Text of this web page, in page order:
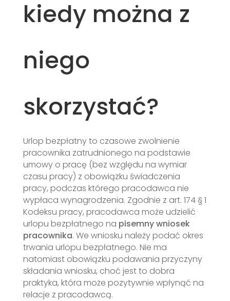
kiedy można z
niego
skorzystać?
Urlop bezpłatny to czasowe zwolnienie
pracownika zatrudnionego na podstawie
umowy o pracę (bez względu na wymiar
czasu pracy) z obowiązku świadczenia
pracy, podczas którego pracodawca nie
wypłaca wynagrodzenia. Zgodnie z art. 174 § 1
Kodeksu pracy, pracodawca może udzielić
urlopu bezpłatnego na pisemny wniosek
pracownika. We wniosku należy podać okres
trwania urlopu bezpłatnego. Nie ma
natomiast obowiązku podawania przyczyny
składania wniosku, choć jest to dobra
praktyka, która może pozytywnie wpłynąć na
relacje z pracodawcą.